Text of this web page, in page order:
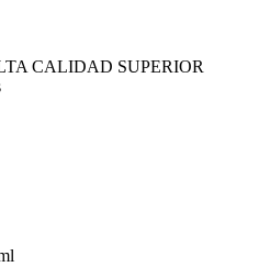
CALIDAD SUPERIOR